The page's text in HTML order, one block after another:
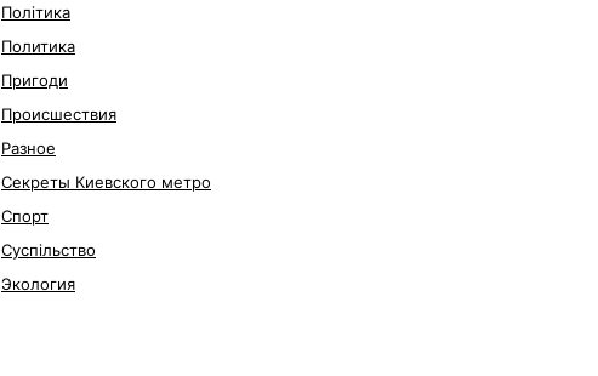
Політика
Политика
Пригоди
Происшествия
Разное
Секреты Киевского метро
Спорт
Суспільство
Экология